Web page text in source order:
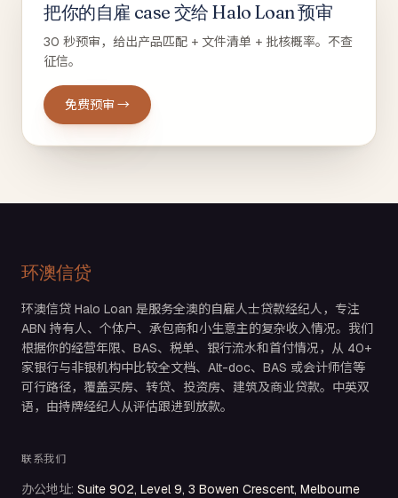
把你的自雇 case 交给 Halo Loan 预审
30 秒预审，给出产品匹配 + 文件清单 + 批核概率。不查
征信。
免费预审 →
环澳信贷
环澳信贷 Halo Loan 是服务全澳的自雇人士贷款经纪人，专注
ABN 持有人、个体户、承包商和小生意主的复杂收入情况。我们
根据你的经营年限、BAS、税单、银行流水和首付情况，从 40+
家银行与非银机构中比较全文档、Alt-doc、BAS 或会计师信等
可行路径，覆盖买房、转贷、投资房、建筑及商业贷款。中英双
语，由持牌经纪人从评估跟进到放款。
联系我们
办公地址: Suite 902, Level 9, 3 Bowen Crescent, Melbourne